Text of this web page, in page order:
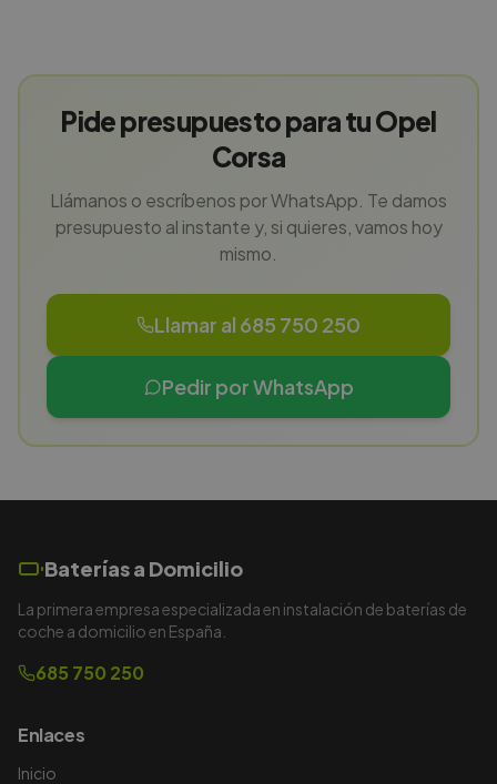
Pide presupuesto para tu Opel
Corsa
Llámanos o escríbenos por WhatsApp. Te damos
presupuesto al instante y, si quieres, vamos hoy
mismo.
Llamar al 685 750 250
Pedir por WhatsApp
Baterías a Domicilio
La primera empresa especializada en instalación de baterías de
coche a domicilio en España.
685 750 250
Enlaces
Inicio